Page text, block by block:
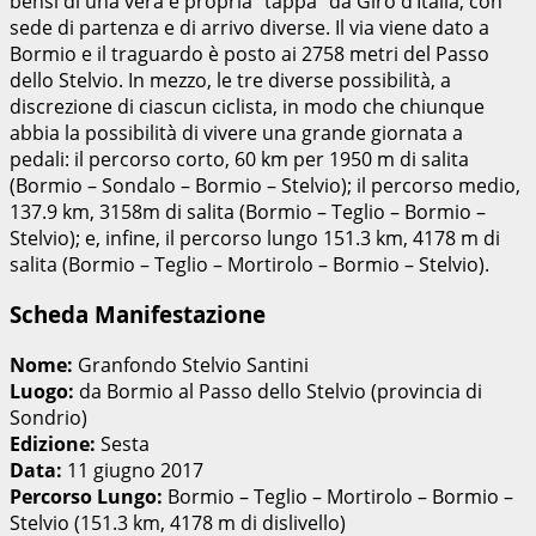
sede di partenza e di arrivo diverse. Il via viene dato a
Bormio e il traguardo è posto ai 2758 metri del Passo
dello Stelvio. In mezzo, le tre diverse possibilità, a
discrezione di ciascun ciclista, in modo che chiunque
abbia la possibilità di vivere una grande giornata a
pedali: il percorso corto, 60 km per 1950 m di salita
(Bormio – Sondalo – Bormio – Stelvio); il percorso medio,
137.9 km, 3158m di salita (Bormio – Teglio – Bormio –
Stelvio); e, infine, il percorso lungo 151.3 km, 4178 m di
salita (Bormio – Teglio – Mortirolo – Bormio – Stelvio).
Scheda Manifestazione
Nome: Granfondo Stelvio Santini
Luogo: da Bormio al Passo dello Stelvio (provincia di
Sondrio)
Edizione: Sesta
Data: 11 giugno 2017
Percorso Lungo: Bormio – Teglio – Mortirolo – Bormio –
Stelvio (151.3 km, 4178 m di dislivello)